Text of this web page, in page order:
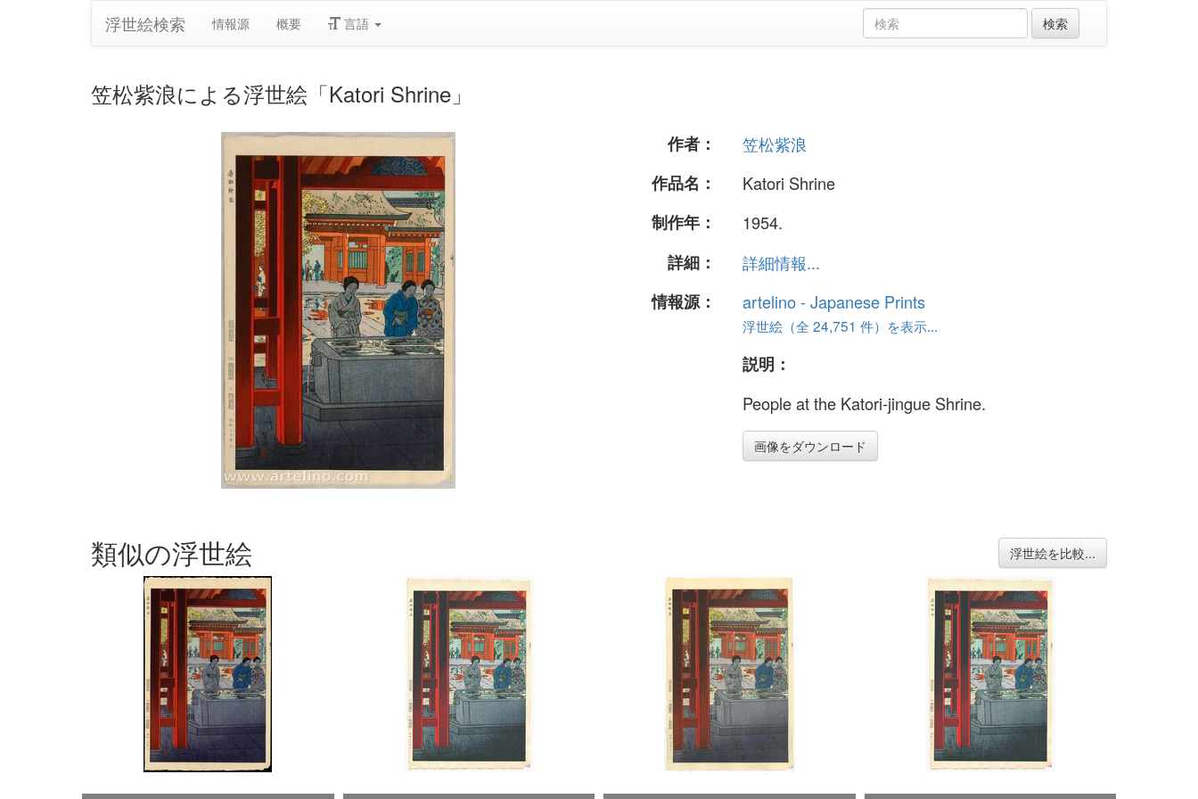
浮世絵検索 情報源 概要 言語
笠松紫浪による浮世絵「Katori Shrine」
作者：
笠松紫浪
作品名：
Katori Shrine
制作年：
1954.
詳細：
詳細情報...
情報源：
artelino - Japanese Prints
浮世絵（全 24,751 件）を表示...
説明：
People at the Katori-jingue Shrine.
画像をダウンロード
類似の浮世絵 浮世絵を比較...